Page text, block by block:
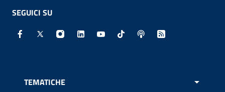
SEGUICI SU
Facebook - Sito esterno - Apertura in nuova finestra
X - Sito esterno - Apertura in nuova finestra
Instagram - Sito esterno - Apertura in
Linkedin - Sito esterno - Apertura in
Youtube - Sito esterno -
TikTok - Sito esterno -
Spreaker - Sito
Feed RSS -
TEMATICHE